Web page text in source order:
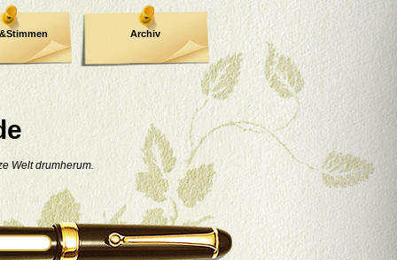
Welt drumherum.
Archiv